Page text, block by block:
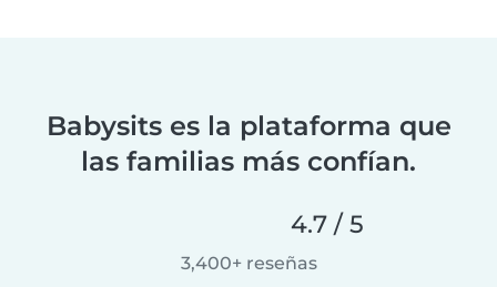
Babysits es la plataforma que
las familias más confían.
4.7 / 5
3,400+ reseñas